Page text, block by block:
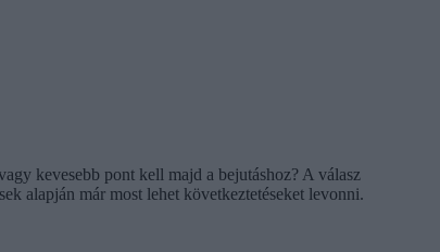
kevesebb pont kell majd a bejutáshoz? A válasz
alapján már most lehet következtetéseket levonni.